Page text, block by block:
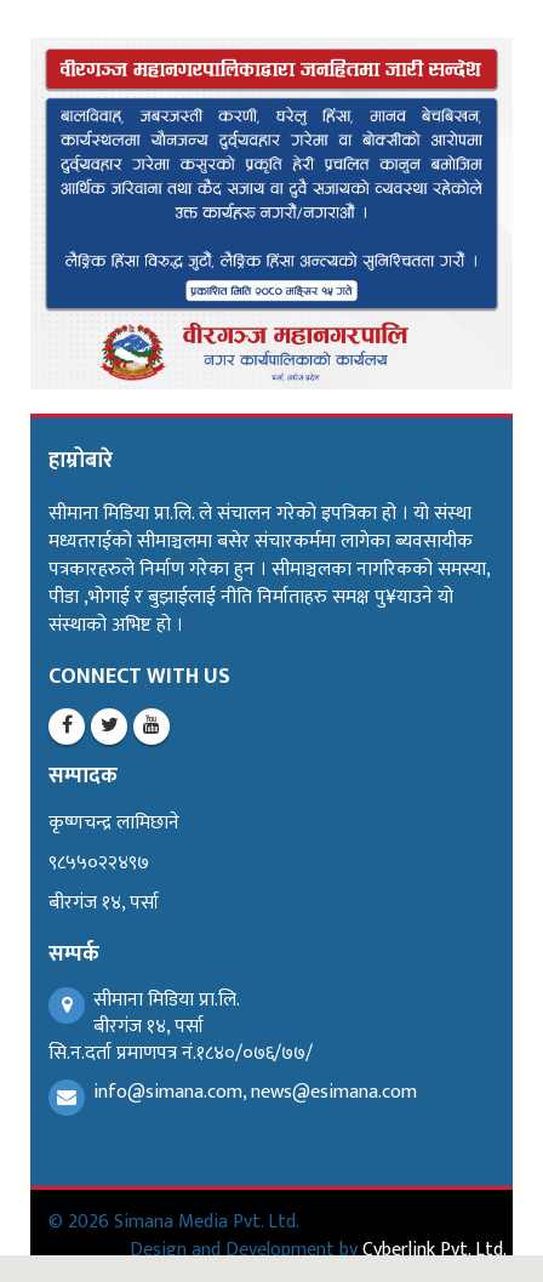
हाम्रोबारे
सीमाना मिडिया प्रा.लि. ले संचालन गरेको इपत्रिका हो । यो संस्था
मध्यतराईको सीमाञ्चलमा बसेर संचारकर्ममा लागेका ब्यवसायीक
पत्रकारहरुले निर्माण गरेका हुन । सीमाञ्चलका नागरिकको समस्या,
पीडा ,भोगाई र बुझाईलाई नीति निर्माताहरु समक्ष पु¥याउने यो
संस्थाको अभिष्ट हो ।
CONNECT WITH US
सम्पादक
कृष्णचन्द्र लामिछाने
९८५५०२२४९७
बीरगंज १४, पर्सा
सम्पर्क
सीमाना मिडिया प्रा.लि.
बीरगंज १४, पर्सा
सि.न.दर्ता प्रमाणपत्र नं.१८४०/०७६/७७/
info@simana.com, news@esimana.com
© 2026 Simana Media Pvt. Ltd.
Design and Development byCyberlink Pvt. Ltd.